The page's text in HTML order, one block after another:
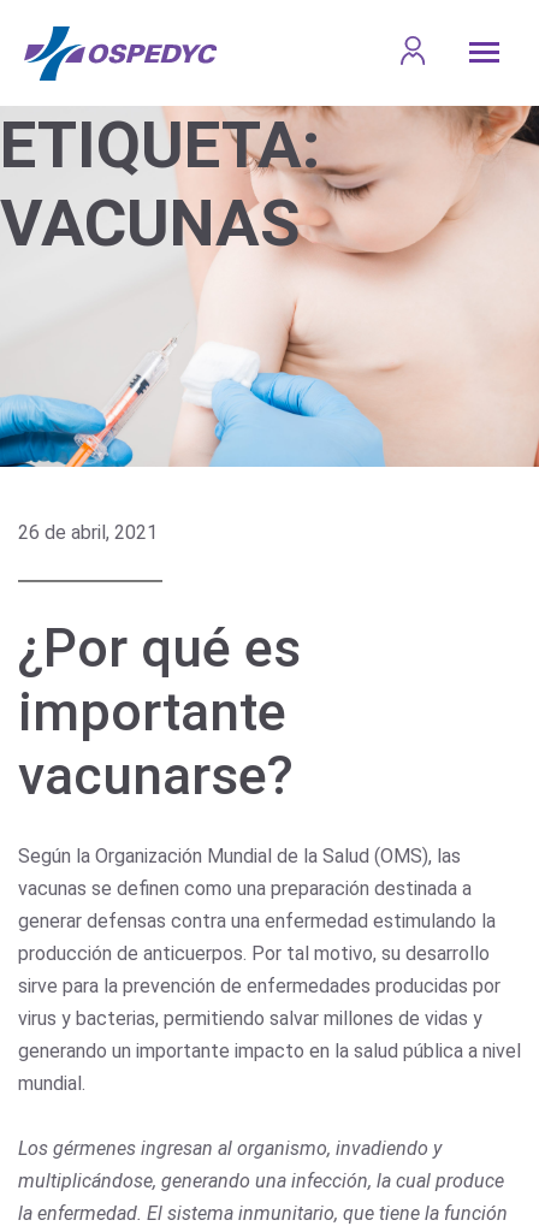
ETIQUETA:
VACUNAS
26 de abril, 2021
¿Por qué es
importante
vacunarse?
Según la Organización Mundial de la Salud (OMS), las
vacunas se definen como una preparación destinada a
generar defensas contra una enfermedad estimulando la
producción de anticuerpos. Por tal motivo, su desarrollo
sirve para la prevención de enfermedades producidas por
virus y bacterias, permitiendo salvar millones de vidas y
generando un importante impacto en la salud pública a nivel
mundial.
Los gérmenes ingresan al organismo, invadiendo y
multiplicándose, generando una infección, la cual produce
la enfermedad. El sistema inmunitario, que tiene la función